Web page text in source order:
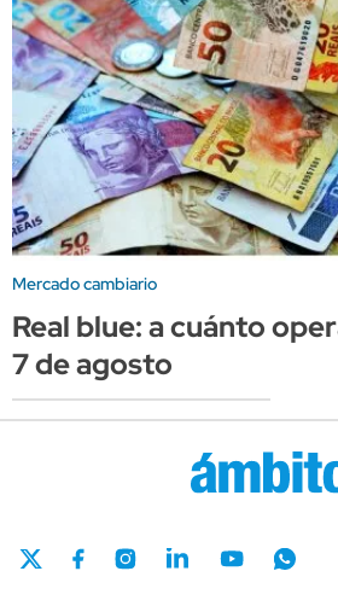
Mercado cambiario
Real blue: a cuánto
7 de agosto